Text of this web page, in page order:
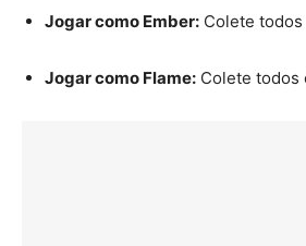
Jogar como Ember: Colete
Jogar como Flame: Colete todos